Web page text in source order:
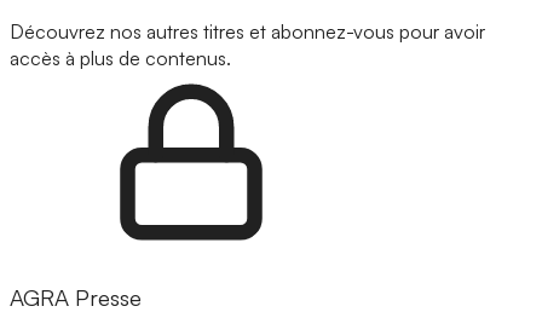
Découvrez nos autres titres et abonnez-vous pour avoir
accès à plus de contenus.
AGRA Presse